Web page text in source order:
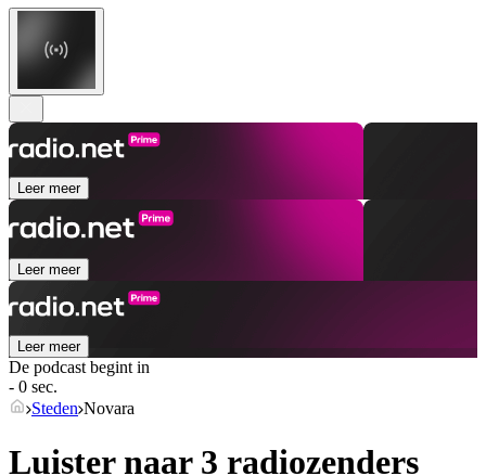
Leer meer
Leer meer
Leer meer
De podcast begint in
- 0 sec.
Steden Novara
Luister naar 3 radiozenders